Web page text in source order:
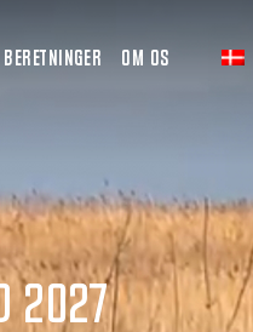
BERETNINGER OM OS
2027